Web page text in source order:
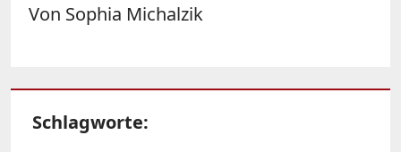
Von Sophia Michalzik
Schlagworte: